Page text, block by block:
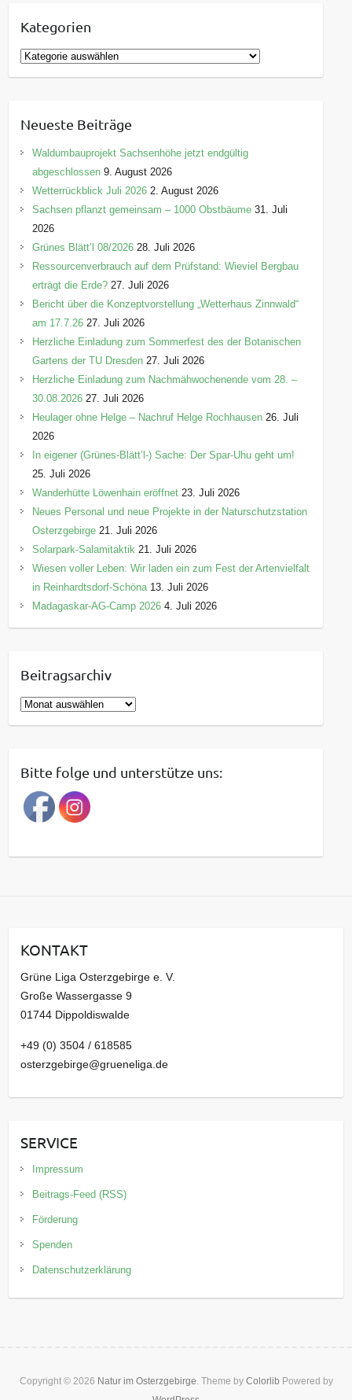
Kategorien
K
a
g
o
i
e
Neueste Beiträge
Waldumbauprojekt Sachsenhöhe jetzt endgültig
abgeschlossen 9. August 2026
Wetterrückblick Juli 2026 2. August 2026
Sachsen pflanzt gemeinsam – 1000 Obstbäume 31. Juli
2026
Grünes Blätt’l 08/2026 28. Juli 2026
Ressourcenverbrauch auf dem Prüfstand: Wieviel Bergbau
erträgt die Erde? 27. Juli 2026
Bericht über die Konzeptvorstellung „Wetterhaus Zinnwald“
am 17.7.26 27. Juli 2026
Herzliche Einladung zum Sommerfest des der Botanischen
Gartens der TU Dresden 27. Juli 2026
Herzliche Einladung zum Nachmähwochenende vom 28. –
30.08.2026 27. Juli 2026
Heulager ohne Helge – Nachruf Helge Rochhausen 26. Juli
2026
In eigener (Grünes-Blätt’l-) Sache: Der Spar-Uhu geht um!
25. Juli 2026
Wanderhütte Löwenhain eröffnet 23. Juli 2026
Neues Personal und neue Projekte in der Naturschutzstation
Osterzgebirge 21. Juli 2026
Solarpark-Salamitaktik 21. Juli 2026
Wiesen voller Leben: Wir laden ein zum Fest der Artenvielfalt
in Reinhardtsdorf-Schöna 13. Juli 2026
Madagaskar-AG-Camp 2026 4. Juli 2026
Beitragsarchiv
B
e
r
a
g
a
v
Bitte folge und unterstütze uns:
KONTAKT
Grüne Liga Osterzgebirge e. V.
Große Wassergasse 9
01744 Dippoldiswalde
+49 (0) 3504 / 618585
osterzgebirge@grueneliga.de
SERVICE
Impressum
Beitrags-Feed (RSS)
Förderung
Spenden
Datenschutzerklärung
Copyright © 2026 Natur im Osterzgebirge. Theme by Colorlib Powered by